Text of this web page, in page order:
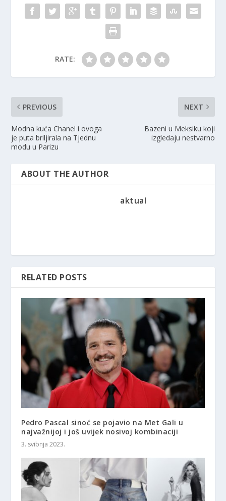
RATE:
PREVIOUS
Modna kuća Chanel i ovoga
je puta briljirala na Tjednu
modu u Parizu
NEXT
Bazeni u Meksiku koji
izgledaju nestvarno
ABOUT THE AUTHOR
aktual
RELATED POSTS
Pedro Pascal sinoć se pojavio na Met Gali u
najvažnijoj i još uvijek nosivoj kombinaciji
3. svibnja 2023.